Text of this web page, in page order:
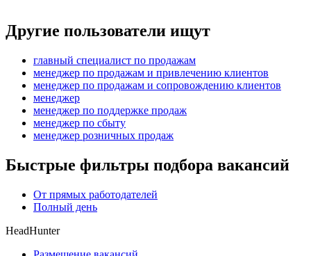
Другие пользователи ищут
главный специалист по продажам
менеджер по продажам и привлечению клиентов
менеджер по продажам и сопровождению клиентов
менеджер
менеджер по поддержке продаж
менеджер по сбыту
менеджер розничных продаж
Быстрые фильтры подбора вакансий
От прямых работодателей
Полный день
HeadHunter